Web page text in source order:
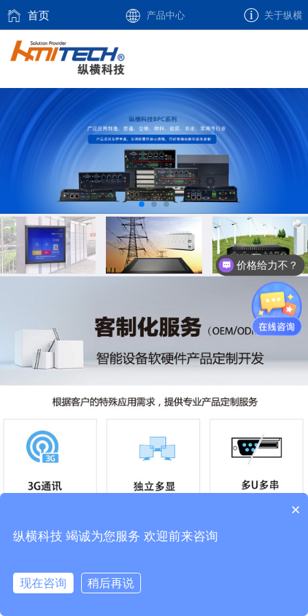
首页 产品中心 关于纵横
价格给力不？
×
纵横科技 竭诚为您服务 欢迎前来咨询
现在咨询 稍后再说